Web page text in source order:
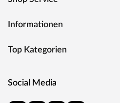
Informationen
Top Kategorien
Social Media